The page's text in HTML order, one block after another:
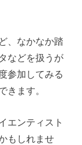
、なかなか踏
などを扱うが
参加してみる
きます。
エンティスト
もしれませ